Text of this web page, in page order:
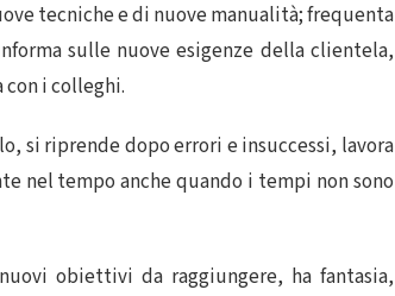
tecniche e di nuove manualità; frequenta
sulle nuove esigenze della clientela,
i colleghi.
si riprende dopo errori e insuccessi, lavora
nel tempo anche quando i tempi non sono
obiettivi da raggiungere, ha fantasia,